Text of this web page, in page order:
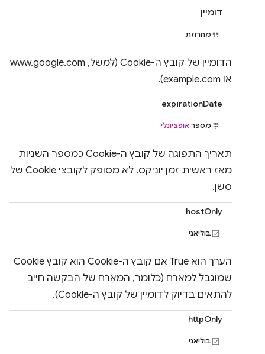
דומיין
מחרוזת
הדומיין של קובץ ה-Cookie (למשל, www.google.com
או example.com).
expirationDate
מספר אופציונלי
תאריך התפוגה של קובץ ה-Cookie כמספר השניות
מאז ראשית זמן יוניקס. לא מסופק לקובצי Cookie של
סשן.
hostOnly
בוליאני
הערך הוא True אם קובץ ה-Cookie הוא קובץ Cookie
שמוגבל למארח (כלומר, המארח של הבקשה חייב
להתאים בדיוק לדומיין של קובץ ה-Cookie).
httpOnly
בוליאני